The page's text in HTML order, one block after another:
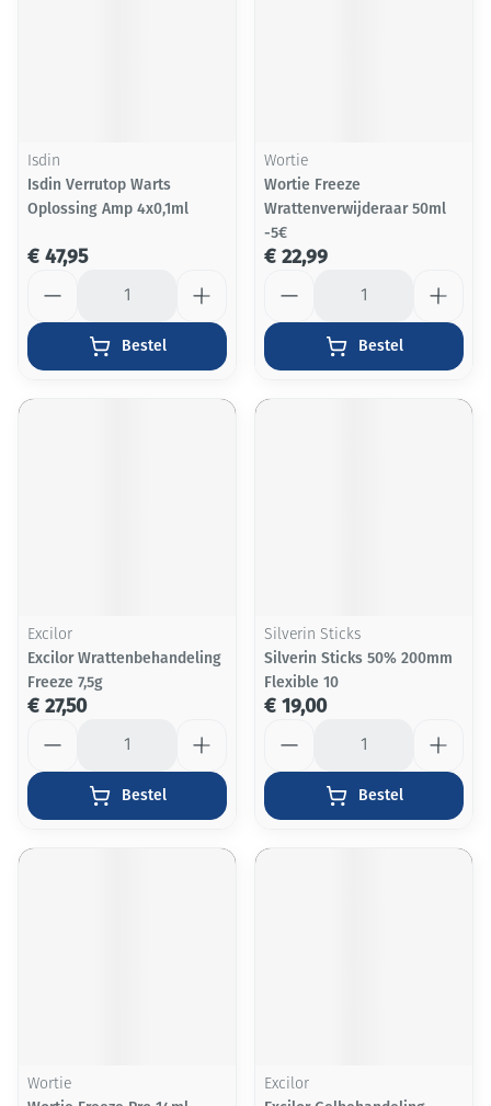
Isdin
Isdin Verrutop Warts
Oplossing Amp 4x0,1ml
€ 47,95
Bestel
Wortie
Wortie Freeze
Wrattenverwijderaar 50ml
-5€
€ 22,99
Bestel
Excilor
Excilor Wrattenbehandeling
Freeze 7,5g
€ 27,50
Bestel
Silverin Sticks
Silverin Sticks 50% 200mm
Flexible 10
€ 19,00
Bestel
Wortie Excilor